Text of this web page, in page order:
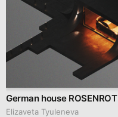
German house ROSENROT
Elizaveta Tyuleneva